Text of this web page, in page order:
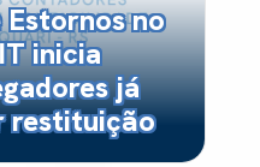
no
inicia
já
restituição